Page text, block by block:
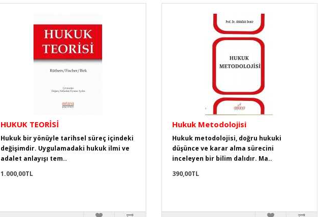
HUKUK TEORİSİ
Hukuk bir yönüyle tarihsel süreç içindeki
değişimdir. Uygulamadaki hukuk ilmi ve
adalet anlayışı tem..
1.000,00TL
Hukuk Metodolojisi
Hukuk metodolojisi, doğru hukuki
düşünce ve karar alma sürecini
inceleyen bir bilim dalıdır. Ma..
390,00TL